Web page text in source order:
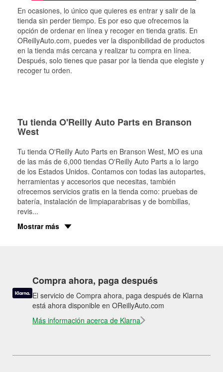
En ocasiones, lo único que quieres es entrar y salir de la
tienda sin perder tiempo. Es por eso que ofrecemos la
opción de ordenar en línea y recoger en tienda gratis. En
OReillyAuto.com, puedes ver la disponibilidad de productos
en la tienda más cercana y realizar tu compra en línea.
Después, solo tienes que pasar por la tienda que elegiste y
recoger tu orden.
Tu tienda O'Reilly Auto Parts en Branson
West
Tu tienda O'Reilly Auto Parts en Branson West, MO es una
de las más de 6,000 tiendas O'Reilly Auto Parts a lo largo
de los Estados Unidos. Contamos con todas las autopartes,
herramientas y accesorios que necesitas, también
ofrecemos servicios gratis en la tienda como: pruebas de
batería, instalación de limpiaparabrisas y de bombillas,
revis...
Mostrar más
Compra ahora, paga después
El servicio de Compra ahora, paga después de Klarna
está ahora disponible en OReillyAuto.com
Más información acerca de Klarna